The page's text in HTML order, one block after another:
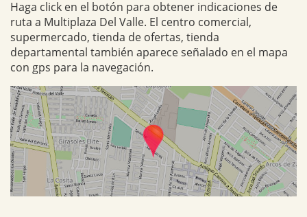
Haga click en el botón para obtener indicaciones de
ruta a Multiplaza Del Valle. El centro comercial,
supermercado, tienda de ofertas, tienda
departamental también aparece señalado en el mapa
con gps para la navegación.